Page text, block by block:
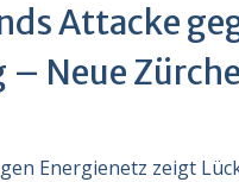
Attacke
Neue
Energienetz zeigt